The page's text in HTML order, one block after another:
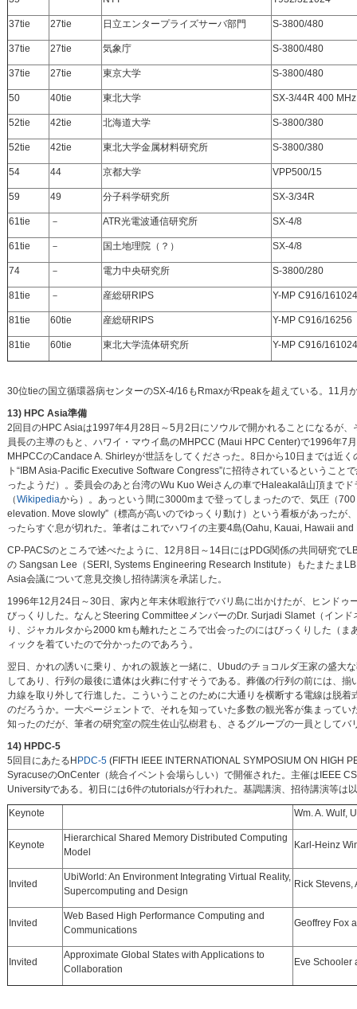
37tie 27tie 日立エンタープライズサーバ部門 S-3800/480
37tie 27tie 気象庁 S-3800/480
37tie 27tie 東京大学 S-3800/480
50 40tie 東北大学 SX-3/44R 400 MHz
52tie 42tie 北海道大学 S-3800/380
52tie 42tie 東北大学金属材料研究所 S-3800/380
54 44 京都大学 VPP500/15
59 49 分子科学研究所 SX-3/34R
61tie － ATR光電波通信研究所 SX-4/8
61tie － 国土地理院（？） SX-4/8
74 － 電力中央研究所 S-3800/280
81tie － 産総研RIPS Y-MP C916/161024
81tie 60tie 産総研RIPS Y-MP C916/16256
81tie 60tie 東北大学流体研究所 Y-MP C916/161024
30位tieの国立循環器病センターのSX-4/16もRmaxがRpeakを超えている。11月
13) HPC Asia準備
2回目のHPC Asiaは1997年4月28日～5月2日にソウルで開かれることになるが
員長の主導のもと、ハワイ・マウイ島のMHPCC (Maui HPC Center)で1996年7
MHPCCのCandace A. Shirleyが世話をしてくださった。8日から10日までは近
ト“IBM Asia-Pacific Executive Software Congress”に招待されているということ
ったようだ）。委員会のあと台湾のWu Kuo Weiさんの車でHaleakalā山頂まで
（Wikipediaから）。あっという間に3000mまで登ってしまったので、気圧（
elevation. Move slowly”（標高が高いのでゆっくり動け）という看板があったが
ったらすぐ息が切れた。筆者はこれでハワイの主要4島(Oahu, Kauai, Hawaii
CP-PACSのところで述べたように、12月8日～14日にはPDG関係の共同研究で
の Sangsan Lee（SERI, Systems Engineering Research Institute）もたまたま
Asia会議について意見交換し招待講演を承諾した。
1996年12月24日～30日、家内と年末休暇旅行でバリ島に出かけたが、ヒンドゥ
びっくりした。なんとSteering CommitteeメンバーのDr. Surjadi Slamet（イン
り、ジャカルタから2000 kmも離れたところで出会ったのにはびっくりした（
ィックを着ていたので分かったのであろう。
翌日、かれの誘いに乗り、かれの親族と一緒に、Ubudのチョコルダ王家の盛大
してあり、行列の最後に遺体は火葬に付すそうである。葬儀の行列の前には、
力線を取り外して行進した。こういうことのために大通りを横断する電線は脱
のだろうか。一大ページェントで、それを知っていた多数の観光客が集まって
知ったのだが、筆者の研究室の院生佐山弘樹君も、さるグループの一員として
14) HPDC-5
5回目にあたるH PDC-5(FIFTH IEEE INTERNATIONAL SYMPOSIUM ON HIGH
SyracuseのOnCenter（統合イベント会場らしい）で開催された。主催はIEEE
Universityである。初日には6件のtutorialsが行われた。基調講演、招待講演等は
Keynote Wm. A. Wulf,
Keynote
Hierarchical Shared Memory Distributed Computing
Model
Karl-Heinz
Invited
UbiWorld: An Environment Integrating Virtual Reality,
Supercomputing and Design
Rick Stevens,
Invited
Web Based High Performance Computing and
Communications
Geoffrey Fox
Invited
Approximate Global States with Applications to
Collaboration
Eve Schooler